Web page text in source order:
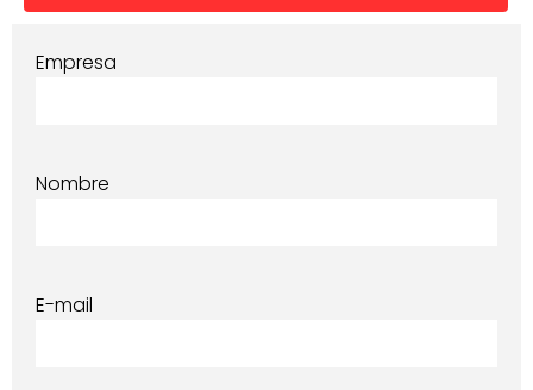
Empresa
Nombre
E-mail